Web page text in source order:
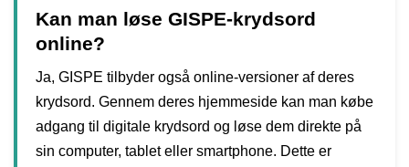
Kan man løse GISPE-krydsord
online?
Ja, GISPE tilbyder også online-versioner af deres
krydsord. Gennem deres hjemmeside kan man købe
adgang til digitale krydsord og løse dem direkte på
sin computer, tablet eller smartphone. Dette er